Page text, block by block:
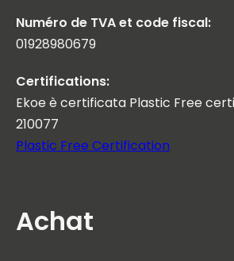
Numéro de TVA et code fiscal:
01928980679
Certifications:
Ekoe è certificata Plastic Free
210077
Plastic Free Certification
Achat